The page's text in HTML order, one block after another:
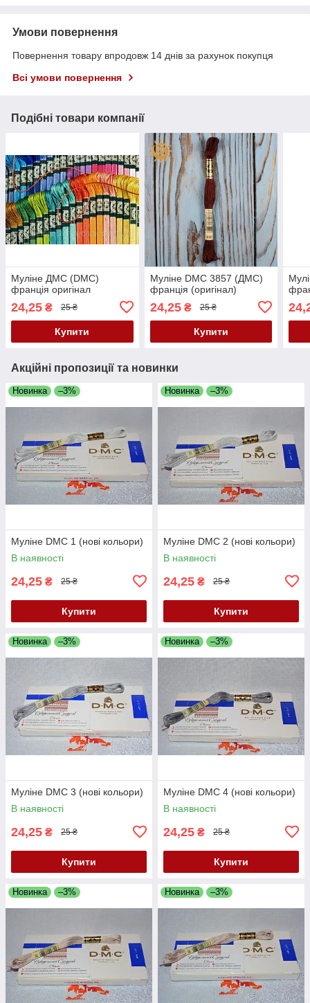
Умови повернення
Повернення товару впродовж 14 днів за рахунок покупця
Всі умови повернення
Подібні товари компанії
Муліне ДМС (DMC)
франція оригінал
24,25 ₴ 25 ₴
Купити
Муліне DMC 3857 (ДМС)
франція (оригінал)
24,25₴ 25 ₴
Купити
Акційні пропозиції та новинки
Новинка –3%
Муліне DMC 1 (нові кольори)
В наявності
24,25 ₴ 25 ₴
Купити
Новинка –3%
Муліне DMC 2 (нові кольори)
В наявності
24,25 ₴ 25 ₴
Купити
Новинка –3%
Муліне DMC 3 (нові кольори)
В наявності
24,25 ₴ 25 ₴
Купити
Новинка –3%
Муліне DMC 4 (нові кольори)
В наявності
24,25 ₴ 25 ₴
Купити
Новинка –3% Новинка –3%